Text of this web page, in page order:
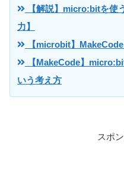
【解説】micro:bitを使
力】
【microbit】
【MakeCode】
いう考え方
スポ